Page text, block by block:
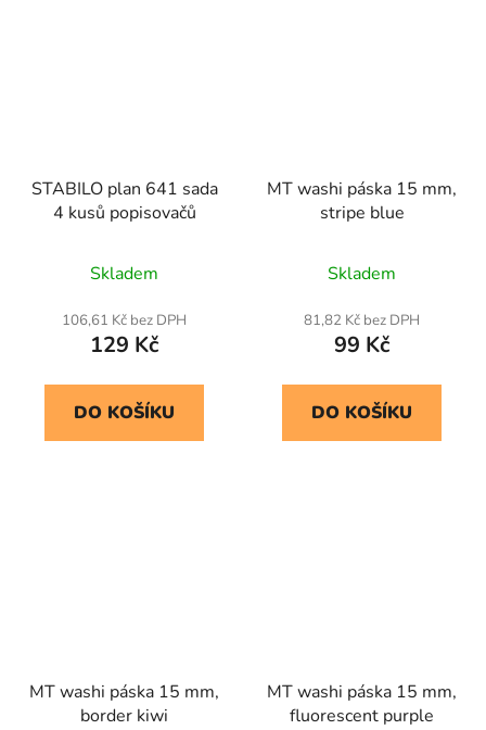
STABILO plan 641 sada
4 kusů popisovačů
Skladem
106,61 Kč bez DPH
129 Kč
DO KOŠÍKU
MT washi páska 15 mm,
stripe blue
Skladem
81,82 Kč bez DPH
99 Kč
DO KOŠÍKU
MT washi páska 15 mm,
border kiwi
MT washi páska 15 mm,
fluorescent purple